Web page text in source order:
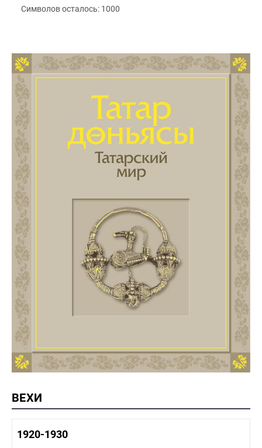
Символов осталось: 1000
ВЕХИ
1920-1930